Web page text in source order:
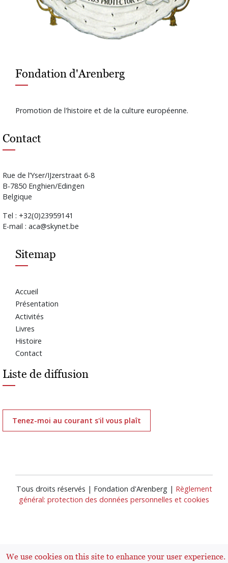
Fondation d'Arenberg
Promotion de l'histoire et de la culture européenne.
Contact
Rue de l’Yser/IJzerstraat 6-8
B-7850 Enghien/Edingen
Belgique
Tel : +32(0)23959141
E-mail : aca@skynet.be
Sitemap
Accueil
Présentation
Activités
Livres
Histoire
Contact
Liste de diffusion
Tenez-moi au courant s'il vous plaît
Tous droits réservés | Fondation d'Arenberg | Règlement
général: protection des données personnelles et cookies
We use cookies on this site to enhance your user experience.